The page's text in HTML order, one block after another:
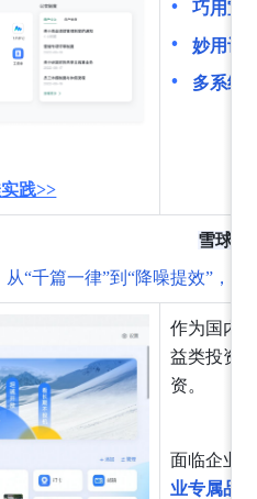
践>>
巧用宣
妙用订
多系统
雪球
从“千篇一律”到“降噪提效”，
作为国内
益类投资
资。
面临企业
业专属品